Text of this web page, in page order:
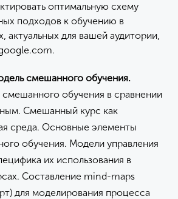
оптимальную схему
подходов к обучению в
актуальных для вашей аудитории,
смешанного обучения.
обучения в сравнении
Смешанный курс как
среда. Основные элементы
обучения. Модели управления
их использования в
Составление mind-maps
для моделирования процесса